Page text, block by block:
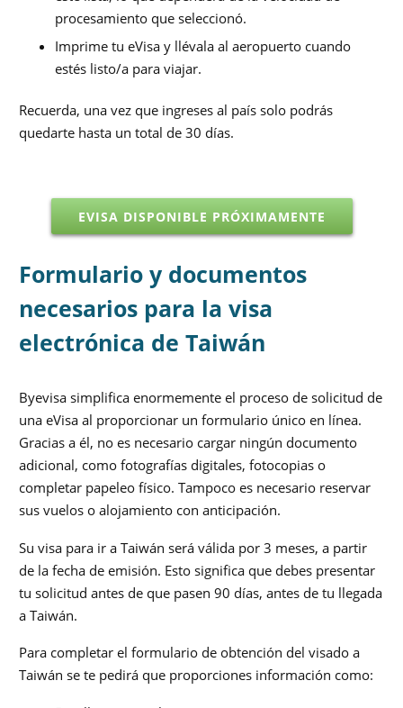
procesamiento que seleccionó.
Imprime tu eVisa y llévala al aeropuerto cuando
estés listo/a para viajar.
Recuerda, una vez que ingreses al país solo podrás
quedarte hasta un total de 30 días.
EVISA DISPONIBLE PRÓXIMAMENTE
Formulario y documentos
necesarios para la visa
electrónica de Taiwán
Byevisa simplifica enormemente el proceso de solicitud de
una eVisa al proporcionar un formulario único en línea.
Gracias a él, no es necesario cargar ningún documento
adicional, como fotografías digitales, fotocopias o
completar papeleo físico. Tampoco es necesario reservar
sus vuelos o alojamiento con anticipación.
Su visa para ir a Taiwán será válida por 3 meses, a partir
de la fecha de emisión. Esto significa que debes presentar
tu solicitud antes de que pasen 90 días, antes de tu llegada
a Taiwán.
Para completar el formulario de obtención del visado a
Taiwán se te pedirá que proporciones información como: